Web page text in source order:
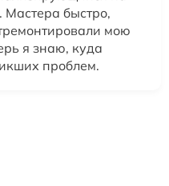
Мастера быстро,
мою
я знаю, куда
проблем.